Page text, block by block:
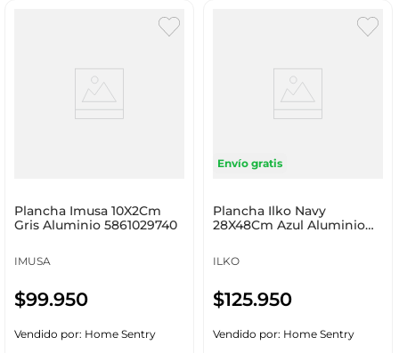
Plancha Imusa 10X2Cm
Gris Aluminio 5861029740
IMUSA
$99.950
Vendido por: Home Sentry
Envío gratis
Plancha Ilko Navy
28X48Cm Azul Aluminio
ILKO
$125.950
Vendido por: Home Sentry